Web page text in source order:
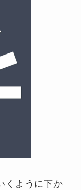
くように下か